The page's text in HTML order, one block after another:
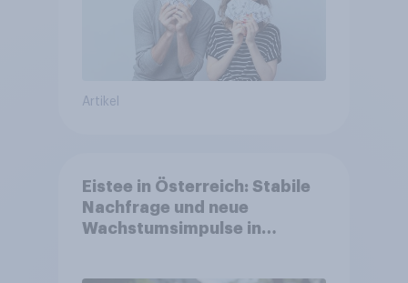
Artikel
Eistee in Österreich: Stabile
Nachfrage und neue
Wachstumsimpulse in